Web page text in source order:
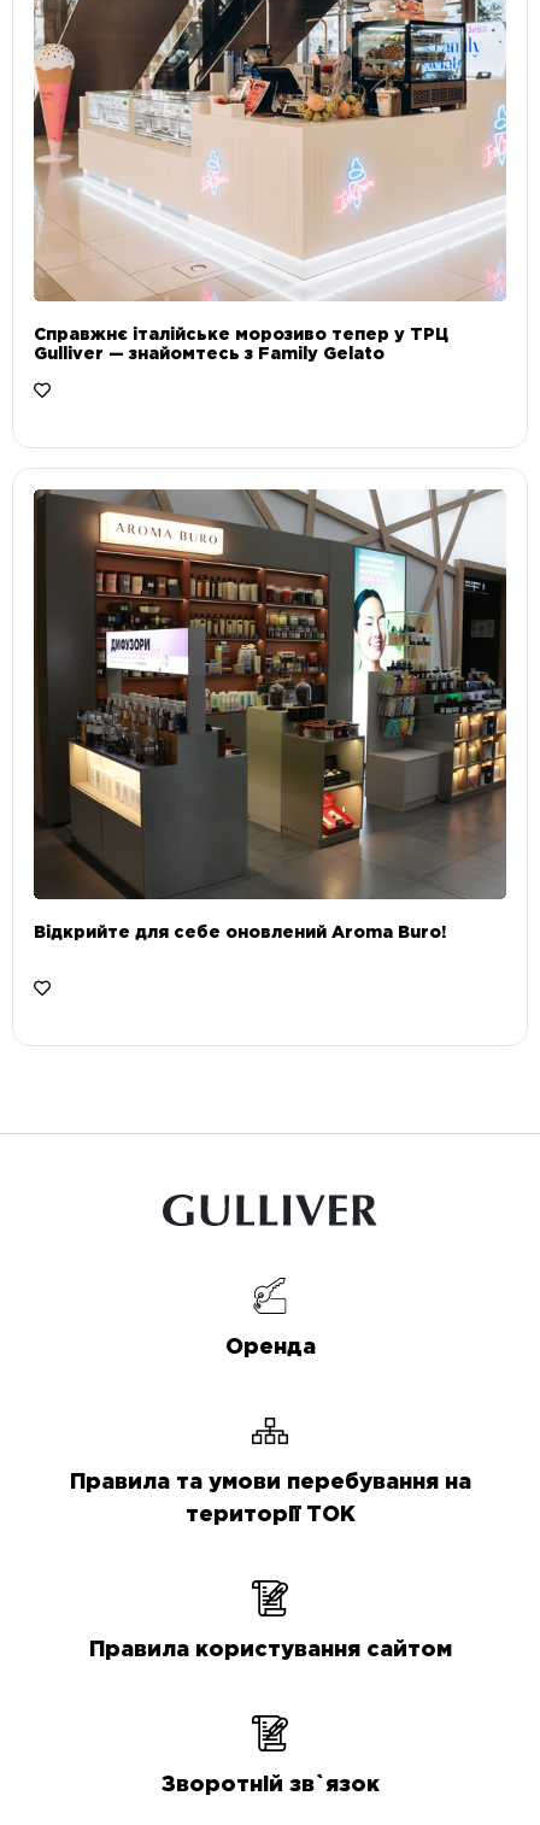
Справжнє італійське морозиво тепер у ТРЦ
Gulliver — знайомтесь з Family Gelato
Відкрийте для себе оновлений Aroma Buro! ⠀
Оренда
Правила та умови перебування на
території ТОК
Правила користування сайтом
Зворотній зв`язок